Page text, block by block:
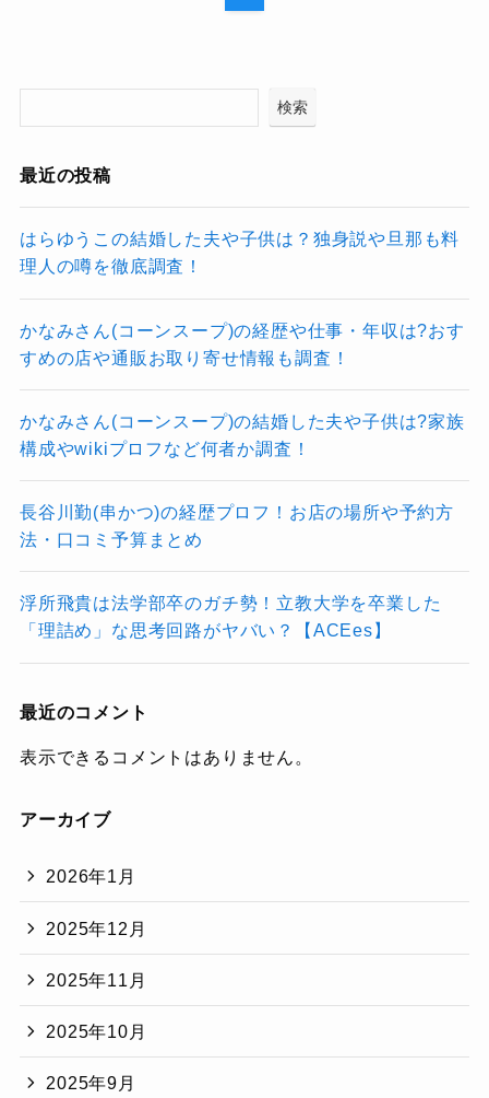
検索
最近の投稿
はらゆうこの結婚した夫や子供は？独身説や旦那も料
理人の噂を徹底調査！
かなみさん(コーンスープ)の経歴や仕事・年収は?おす
すめの店や通販お取り寄せ情報も調査！
かなみさん(コーンスープ)の結婚した夫や子供は?家族
構成やwikiプロフなど何者か調査！
長谷川勤(串かつ)の経歴プロフ！お店の場所や予約方
法・口コミ予算まとめ
浮所飛貴は法学部卒のガチ勢！立教大学を卒業した
「理詰め」な思考回路がヤバい？【ACEes】
最近のコメント
表示できるコメントはありません。
アーカイブ
2026年1月
2025年12月
2025年11月
2025年10月
2025年9月